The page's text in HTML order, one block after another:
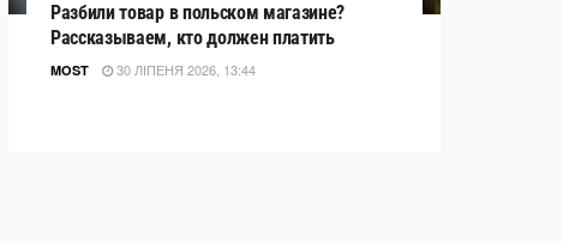
Разбили товар в польском магазине?
Рассказываем, кто должен платить
MOST 30 ЛІПЕНЯ 2026, 13:44